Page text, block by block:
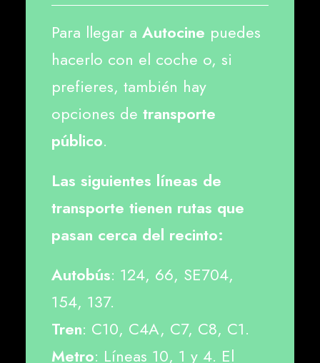
Para llegar a Autocine puedes
hacerlo con el coche o, si
prefieres, también hay
opciones de transporte
público.
Las siguientes líneas de
transporte tienen rutas que
pasan cerca del recinto:
Autobús: 124, 66, SE704,
154, 137.
Tren: C10, C4A, C7, C8, C1.
Metro: Líneas 10, 1 y 4. El